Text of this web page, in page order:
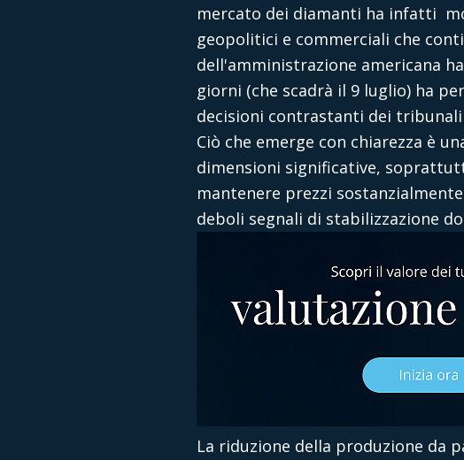
mercato dei diamanti ha infatti
geopolitici e commerciali che
dell'amministrazione americana
giorni (che scadrà il 9 luglio) ha
decisioni contrastanti dei
Ciò che emerge con chiarezza è
dimensioni significative,
mantenere prezzi
deboli segnali di stabilizzazione
La riduzione della produzione da